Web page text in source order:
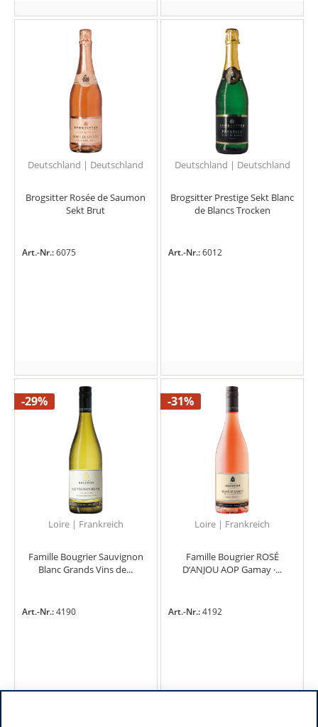
Deutschland | Deutschland
Brogsitter Rosée de Saumon
Sekt Brut
Art.-Nr.:6075
Deutschland | Deutschland
Brogsitter Prestige Sekt Blanc
de Blancs Trocken
Art.-Nr.:6012
-29%
Loire | Frankreich
Famille Bougrier Sauvignon
Blanc Grands Vins de...
Art.-Nr.:4190
-31%
Loire | Frankreich
Famille Bougrier ROSÉ
D‘ANJOU AOP Gamay ·...
Art.-Nr.:4192